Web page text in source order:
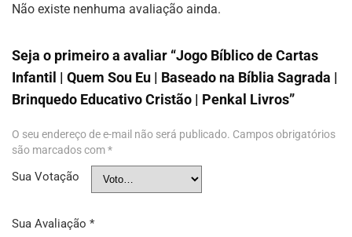
Não existe nenhuma avaliação ainda.
Seja o primeiro a avaliar “Jogo Bíblico de Cartas
Infantil | Quem Sou Eu | Baseado na Bíblia Sagrada |
Brinquedo Educativo Cristão | Penkal Livros”
O seu endereço de e-mail não será publicado. Campos obrigatórios
são marcados com*
Sua Votação
Sua Avaliação *